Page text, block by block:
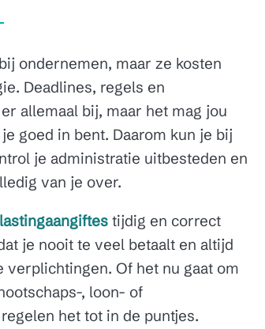
ondernemen, maar ze kosten
Deadlines, regels en
allemaal bij, maar het mag jou
goed in bent. Daarom kun je bij
je administratie uitbesteden en
van je over.
tijdig en correct
je nooit te veel betaalt en altijd
verplichtingen. Of het nu gaat om
, loon- of
het tot in de puntjes.